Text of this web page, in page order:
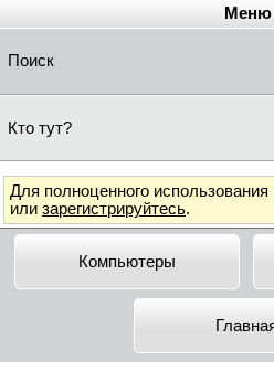
Меню
Поиск
Кто тут?
Для полноценного использования
или зарегистрируйтесь.
Компьютеры